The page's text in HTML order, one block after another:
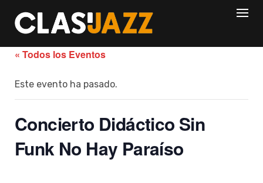
content
« Todos los Eventos
Este evento ha pasado.
Concierto Didáctico Sin
Funk No Hay Paraíso